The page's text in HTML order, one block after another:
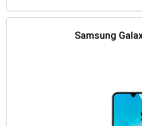
Samsung